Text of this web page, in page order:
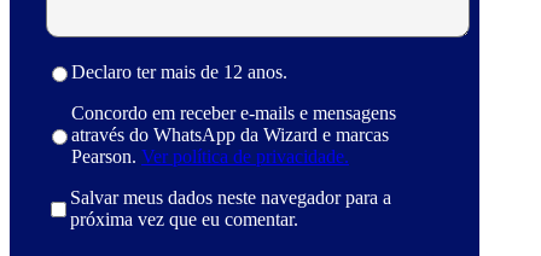
Declaro ter mais de 12 anos.
Concordo em receber e-mails e mensagens
através do WhatsApp da Wizard e marcas
Pearson. Ver política de privacidade.
Salvar meus dados neste navegador para a
próxima vez que eu comentar.